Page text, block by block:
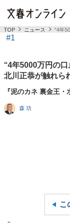
TOP ニュース “4年
#1
“4年5000万円の
北川正恭が触れら
『泥のカネ 裏金王
森 功
こ